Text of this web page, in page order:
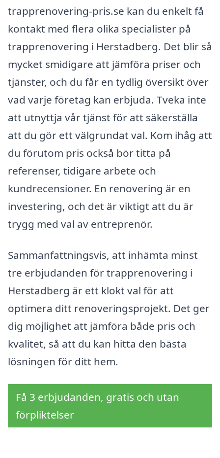
trapprenovering-pris.se kan du enkelt få
kontakt med flera olika specialister på
trapprenovering i Herstadberg. Det blir så
mycket smidigare att jämföra priser och
tjänster, och du får en tydlig översikt över
vad varje företag kan erbjuda. Tveka inte
att utnyttja vår tjänst för att säkerställa
att du gör ett välgrundat val. Kom ihåg att
du förutom pris också bör titta på
referenser, tidigare arbete och
kundrecensioner. En renovering är en
investering, och det är viktigt att du är
trygg med val av entreprenör.
Sammanfattningsvis, att inhämta minst
tre erbjudanden för trapprenovering i
Herstadberg är ett klokt val för att
optimera ditt renoveringsprojekt. Det ger
dig möjlighet att jämföra både pris och
kvalitet, så att du kan hitta den bästa
lösningen för ditt hem.
Få 3 erbjudanden, gratis och utan
förpliktelser